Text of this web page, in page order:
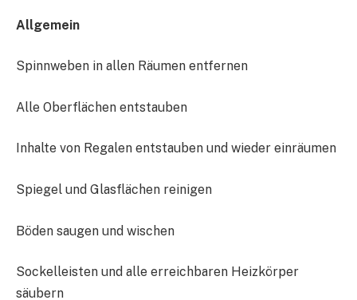
Allgemein
Spinnweben in allen Räumen entfernen
Alle Oberflächen entstauben
Inhalte von Regalen entstauben und wieder einräumen
Spiegel und Glasflächen reinigen
Böden saugen und wischen
Sockelleisten und alle erreichbaren Heizkörper
säubern